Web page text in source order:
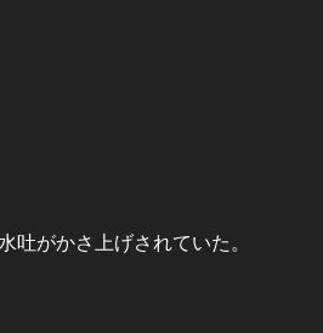
吐がかさ上げされていた。